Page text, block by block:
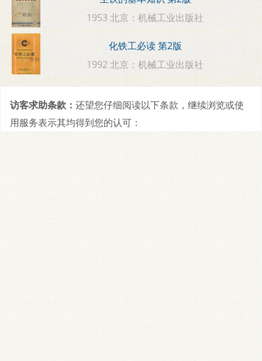
1953 北京：机械工业出版社
化铁工必读 第2版
1992 北京：机械工业出版社
访客求助条款： 还望您仔细阅读以下条款，继续浏览或使
用服务表示其均得到您的认可：